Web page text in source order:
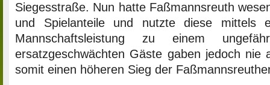
Siegesstraße. Nun hatte Faßmannsreuth
und Spielanteile und nutzte diese mittels
Mannschaftsleistung zu einem
ersatzgeschwächten Gäste gaben jedoch nie
somit einen höheren Sieg der